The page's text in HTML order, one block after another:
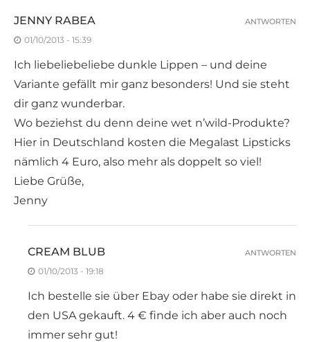
JENNY RABEA
01/10/2013 - 15:39
Ich liebeliebeliebe dunkle Lippen – und deine
Variante gefällt mir ganz besonders! Und sie steht
dir ganz wunderbar.
Wo beziehst du denn deine wet n’wild-Produkte?
Hier in Deutschland kosten die Megalast Lipsticks
nämlich 4 Euro, also mehr als doppelt so viel!
Liebe Grüße,
Jenny
ANTWORTEN
CREAM BLUB
01/10/2013 - 19:18
Ich bestelle sie über Ebay oder habe sie direkt in
den USA gekauft. 4 € finde ich aber auch noch
immer sehr gut!
ANTWORTEN